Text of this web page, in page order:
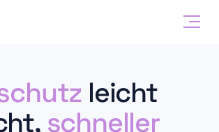
leicht
schneller